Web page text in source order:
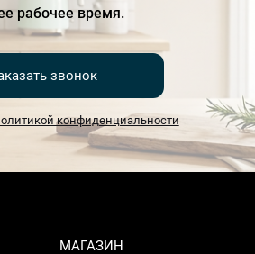
рабочее время.
звонок
конфиденциальности
МАГАЗИН